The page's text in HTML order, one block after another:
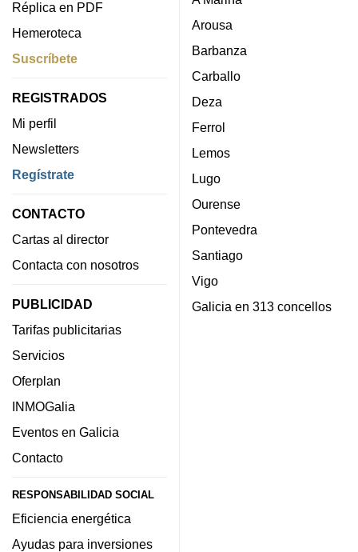
Réplica en PDF
Hemeroteca
Suscríbete
REGISTRADOS
Mi perfil
Newsletters
Regístrate
CONTACTO
Cartas al director
Contacta con nosotros
PUBLICIDAD
Tarifas publicitarias
Servicios
Oferplan
INMOGalia
Eventos en Galicia
Contacto
RESPONSABILIDAD SOCIAL
Eficiencia energética
Ayudas para inversiones
Arousa
Barbanza
Carballo
Deza
Ferrol
Lemos
Lugo
Ourense
Pontevedra
Santiago
Vigo
Galicia en 313 concellos